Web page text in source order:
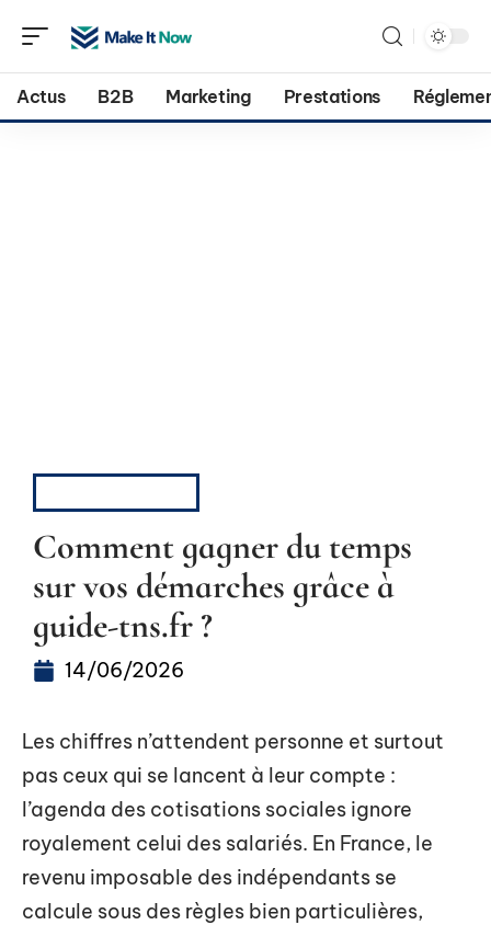
Actus B2B Marketing Prestations
Comment gagner du temps
sur vos démarches grâce à
guide-tns.fr ?
14/06/2026
Les chiffres n’attendent personne et surtout
pas ceux qui se lancent à leur compte :
l’agenda des cotisations sociales ignore
royalement celui des salariés. En France, le
revenu imposable des indépendants se
calcule sous des règles bien particulières,